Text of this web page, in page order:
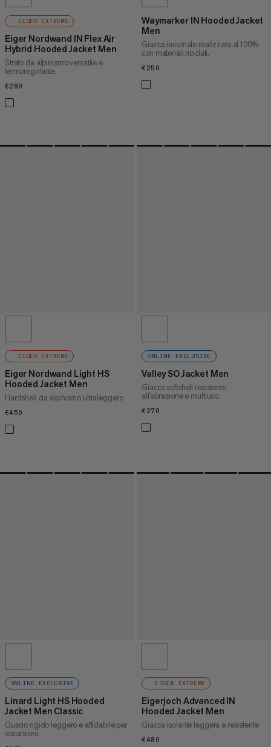
EIGER EXTREME
Eiger Nordwand IN Flex Air
Hybrid Hooded Jacket Men
Strato da alpinismo versatile e
termoregolante.
€280
Waymarker IN Hooded Jacket
Men
Giacca invernale realizzata al 100%
con materiali riciclati.
€250
EIGER EXTREME
Eiger Nordwand Light HS
Hooded Jacket Men
Hardshell da alpinismo ultraleggero
€450
ONLINE EXCLUSIVE
Valley SO Jacket Men
Giacca softshell resistente
all'abrasione e multiuso.
€270
ONLINE EXCLUSIVE
Linard Light HS Hooded
Jacket Men Classic
Guscio rigido leggero e affidabile per
escursioni
EIGER EXTREME
Eigerjoch Advanced IN
Hooded Jacket Men
Giacca isolante leggera e resistente
€480